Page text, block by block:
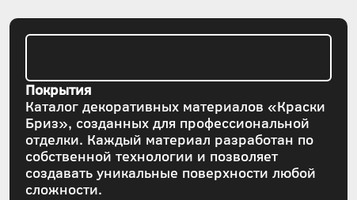
Покрытия
Каталог декоративных материалов «Краски
Бриз», созданных для профессиональной
отделки. Каждый материал разработан по
собственной технологии и позволяет
создавать уникальные поверхности любой
сложности.